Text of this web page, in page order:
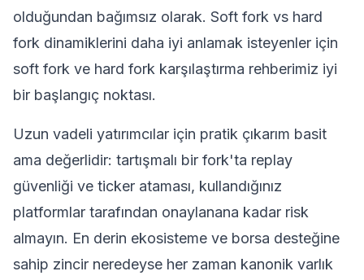
olduğundan bağımsız olarak. Soft fork vs hard
fork dinamiklerini daha iyi anlamak isteyenler için
soft fork ve hard fork karşılaştırma rehberimiz iyi
bir başlangıç noktası.
Uzun vadeli yatırımcılar için pratik çıkarım basit
ama değerlidir: tartışmalı bir fork'ta replay
güvenliği ve ticker ataması, kullandığınız
platformlar tarafından onaylanana kadar risk
almayın. En derin ekosisteme ve borsa desteğine
sahip zincir neredeyse her zaman kanonik varlık